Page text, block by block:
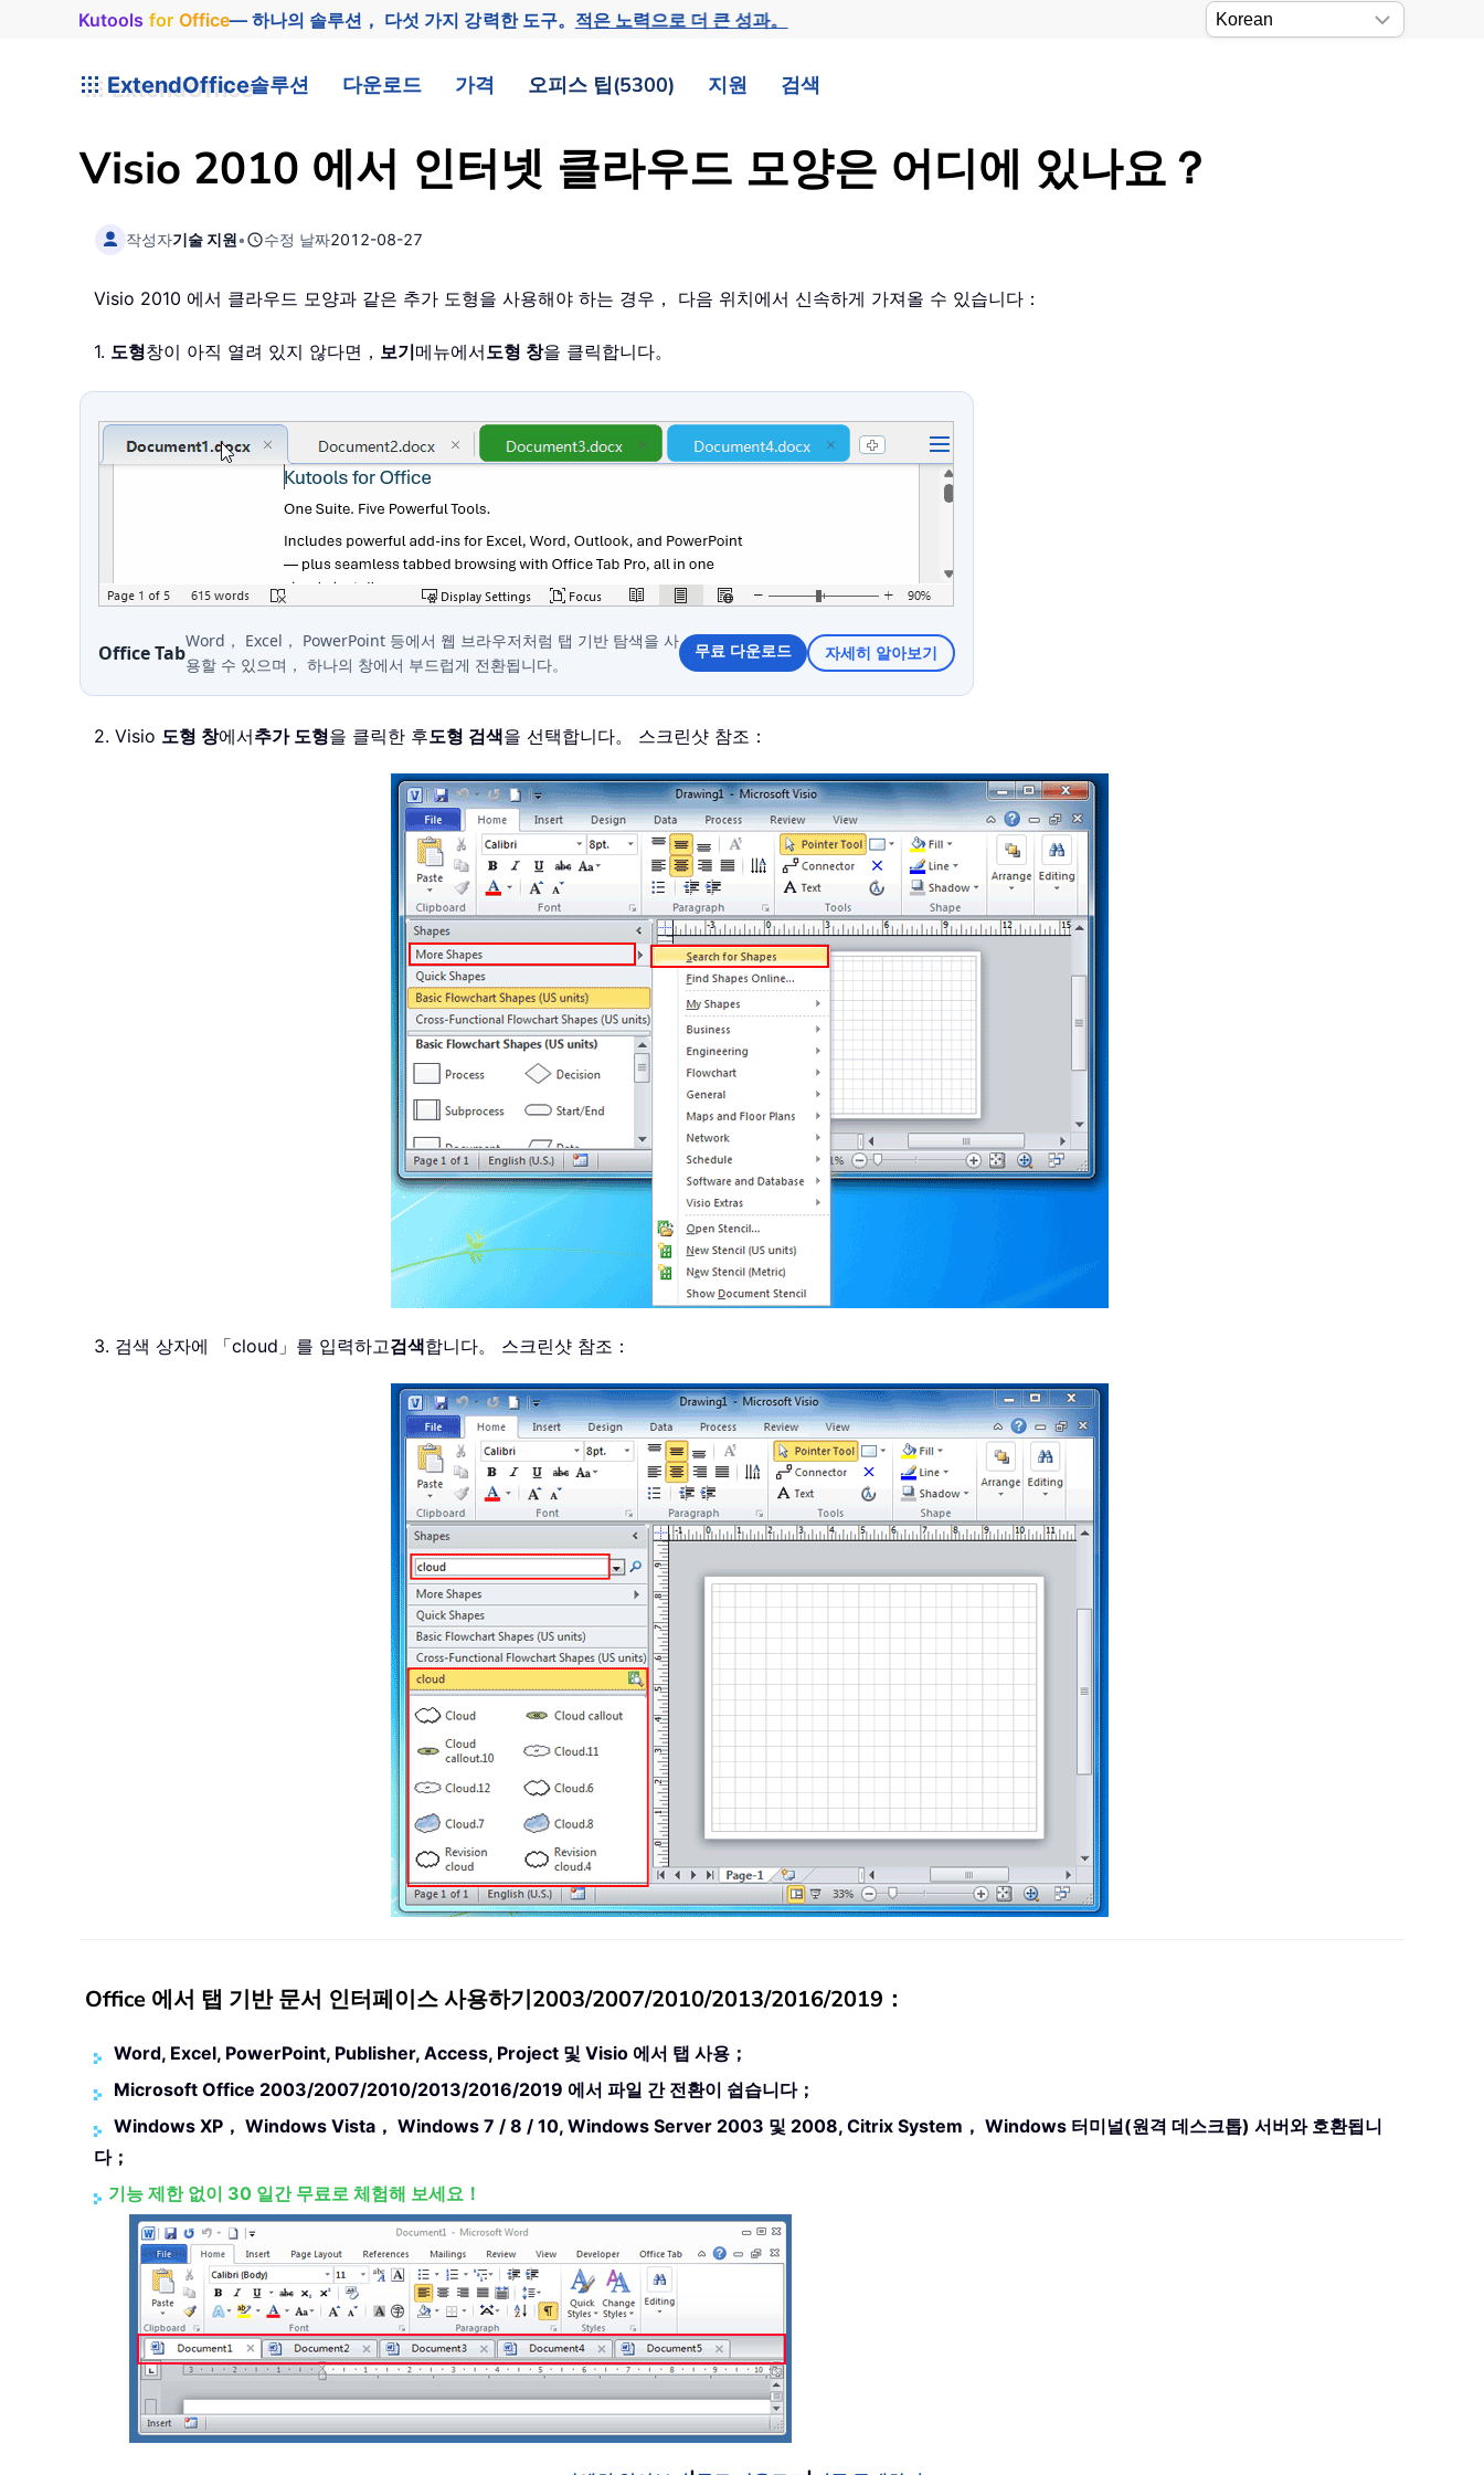
Kutools for Office— 하나의 솔루션， 다섯 가지 강력한 도구。적은 노력으로 더 큰 성과。
ExtendOffice솔루션 다운로드 가격 오피스 팁(5300) 지원 검색
Visio 2010 에서 인터넷 클라우드 모양은 어디에 있나요？
작성자기술 지원• 수정 날짜2012-08-27
Visio 2010 에서 클라우드 모양과 같은 추가 도형을 사용해야 하는 경우， 다음 위치에서 신속하게 가져올 수 있습니다：
1. 도형창이 아직 열려 있지 않다면， 보기메뉴에서도형 창을 클릭합니다。
Office Tab
Word， Excel， PowerPoint 등에서 웹 브라우저처럼 탭 기반 탐색을 사
용할 수 있으며， 하나의 창에서 부드럽게 전환됩니다。
무료 다운로드 자세히 알아보기
2. Visio 도형 창에서추가 도형을 클릭한 후도형 검색을 선택합니다。 스크린샷 참조：
3. 검색 상자에 「cloud」를 입력하고검색합니다。 스크린샷 참조：
Office 에서 탭 기반 문서 인터페이스 사용하기2003/2007/2010/2013/2016/2019：
Word, Excel, PowerPoint, Publisher, Access, Project 및 Visio 에서 탭 사용；
Microsoft Office 2003/2007/2010/2013/2016/2019 에서 파일 간 전환이 쉽습니다；
Windows XP， Windows Vista， Windows 7 / 8 / 10, Windows Server 2003 및 2008, Citrix System， Windows 터미널(원격 데스크톱) 서버와 호환됩니
다；
기능 제한 없이 30 일간 무료로 체험해 보세요！